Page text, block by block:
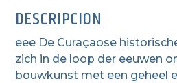
DESCRIPCION
eee De Curaçaose
zich in de loop der eeuwen
bouwkunst met een geheel